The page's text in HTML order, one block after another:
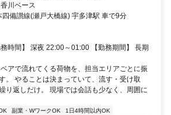
川ベース
備讃線(瀬戸大橋線) 宇多津駅 車で9分
時間】 深夜 22:00～01:00 【勤務期間】 長期
アで流れてくる荷物を、担当エリアごとに振
。 やることは決まっていて、流す・受け取
り返しだけ。 現場では会話も少なく、周囲に
副業・WワークOK
1日4時間以内OK